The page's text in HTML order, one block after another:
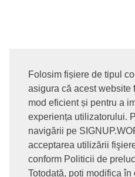
Folosim fișiere de tipul
asigura că acest website
mod eficient și pentru a
experiența utilizatorului.
navigării pe
acceptarea utilizării
conform Politicii de
Totodată, poți modifica în
© 2017-2026. Toate
SIGNUPDOTWORK SRL
confidentialitate | Politica de
Politica GDPR